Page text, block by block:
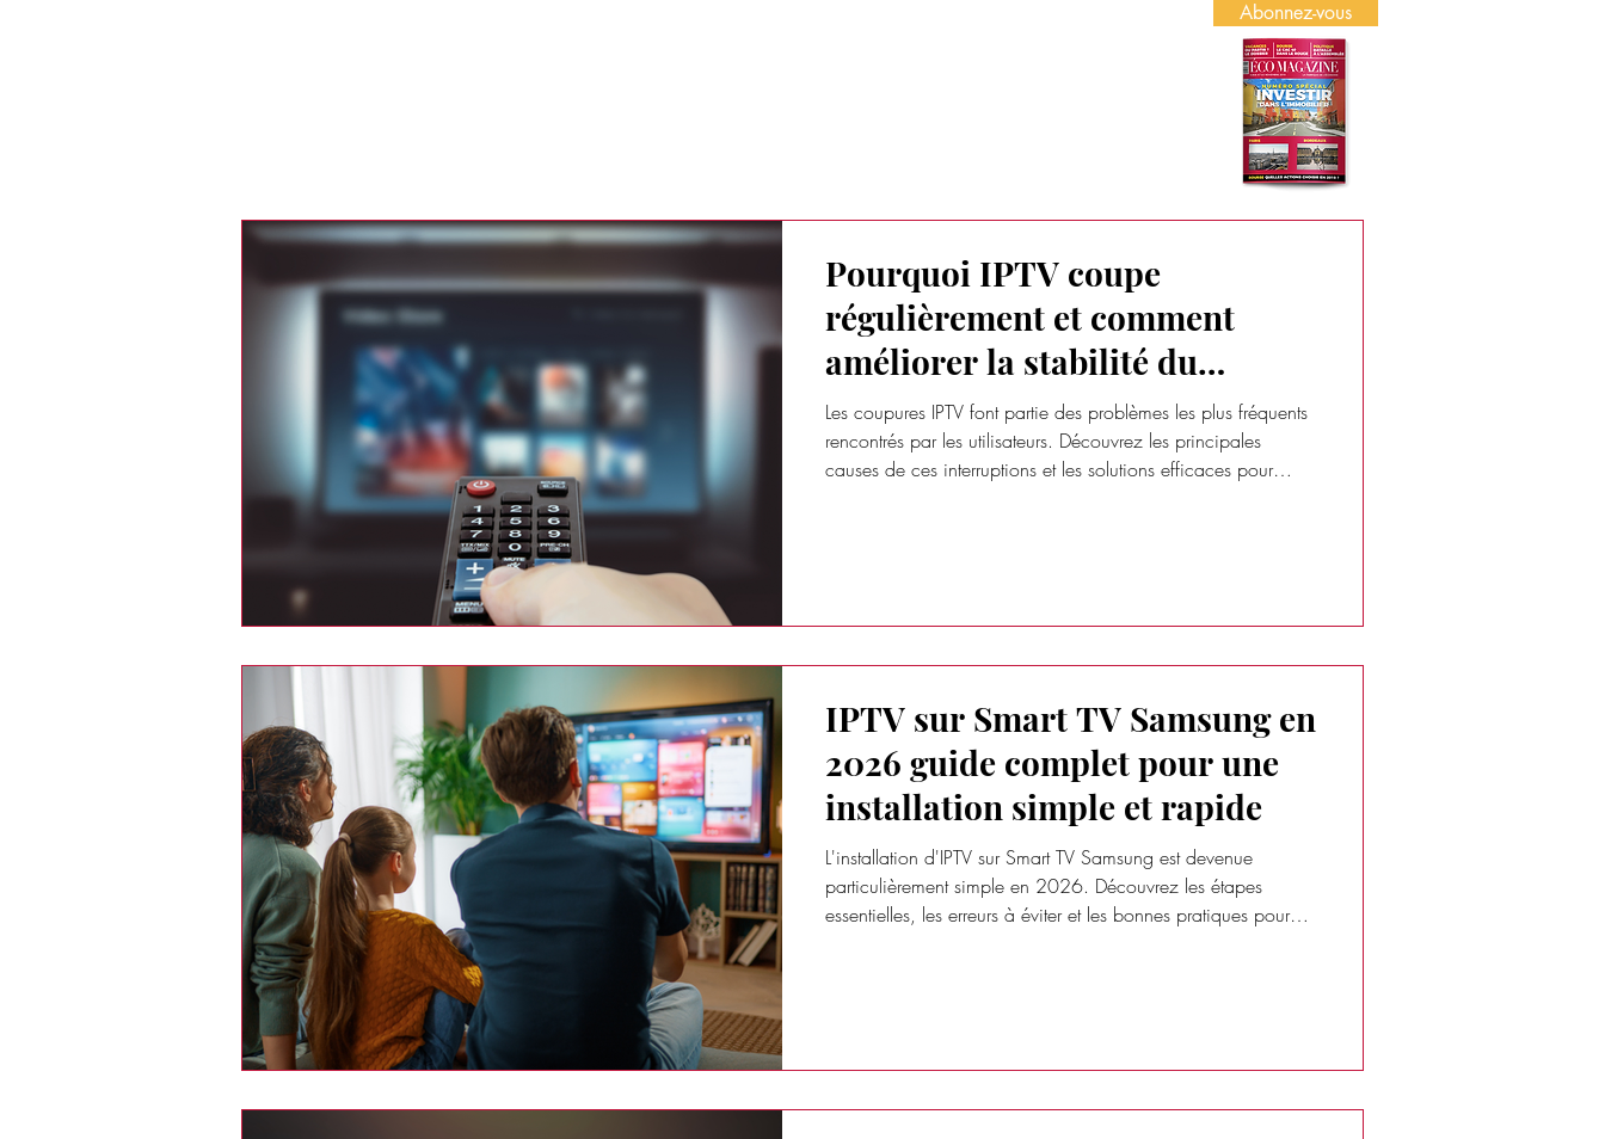
Abonnez-vous
Pourquoi IPTV coupe
régulièrement et comment
améliorer la stabilité du
streaming
Les coupures IPTV font partie des problèmes les plus fréquents
rencontrés par les utilisateurs. Découvrez les principales
causes de ces interruptions et les solutions efficaces pour
IPTV sur Smart TV Samsung en
2026 guide complet pour une
installation simple et rapide
L'installation d'IPTV sur Smart TV Samsung est devenue
particulièrement simple en 2026. Découvrez les étapes
essentielles, les erreurs à éviter et les bonnes pratiques pour